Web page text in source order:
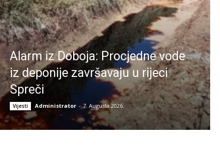
Alarm iz Doboja: Procjedne vode
iz deponije završavaju u rijeci
Spreči
Vijesti Administrator - 7. Augusta 2026.